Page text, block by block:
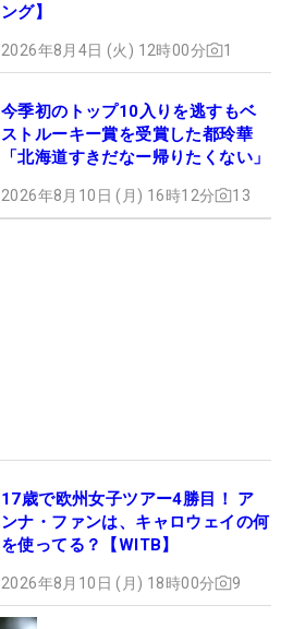
ング】
2026年8月4日 (火) 12時00分 1
今季初のトップ10入りを逃すもベ
ストルーキー賞を受賞した都玲華
「北海道すきだなー帰りたくない」
2026年8月10日 (月) 16時12分 13
17歳で欧州女子ツアー4勝目！ ア
ンナ・ファンは、キャロウェイの何
を使ってる？【WITB】
2026年8月10日 (月) 18時00分 9